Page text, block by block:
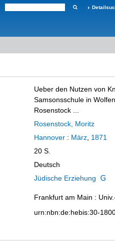
Ueber den Nutzen von
Samsonsschule in
Rosenstock ...
Rosenstock, Moritz
Hannover : März 1871
20 S.
Deutsch
Jüdische Erziehung
Frankfurt am Main :
urn:nbn:de:hebis:30-